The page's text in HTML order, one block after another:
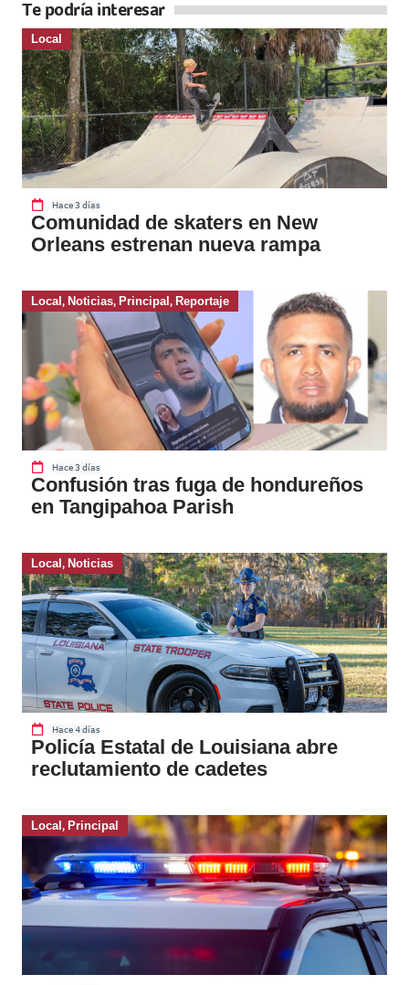
Te podría interesar
Local
Hace 3 días
Comunidad de skaters en New
Orleans estrenan nueva rampa
Local , Noticias, Principal , Reportaje
Hace 3 días
Confusión tras fuga de hondureños
en Tangipahoa Parish
Local , Noticias
Hace 4 días
Policía Estatal de Louisiana abre
reclutamiento de cadetes
Local , Principal